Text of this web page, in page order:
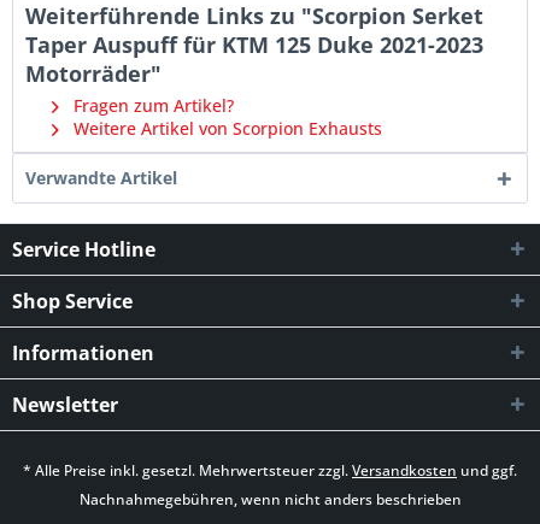
Weiterführende Links zu "Scorpion Serket
Taper Auspuff für KTM 125 Duke 2021-2023
Motorräder"
Fragen zum Artikel?
Weitere Artikel von Scorpion Exhausts
Verwandte Artikel
Service Hotline
Shop Service
Informationen
Newsletter
* Alle Preise inkl. gesetzl. Mehrwertsteuer zzgl.Versandkosten und ggf.
Nachnahmegebühren, wenn nicht anders beschrieben